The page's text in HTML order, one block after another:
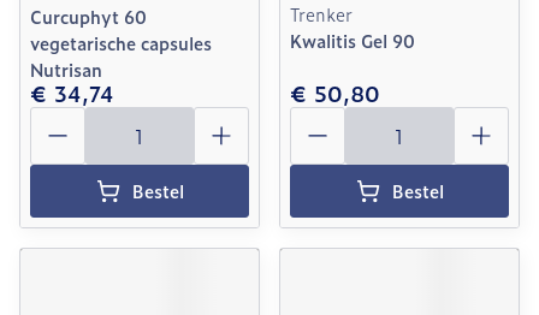
Curcuphyt 60
vegetarische capsules
Nutrisan
€ 34,74
Aantal
Bestel
Trenker
Kwalitis Gel 90
€ 50,80
Aantal
Bestel